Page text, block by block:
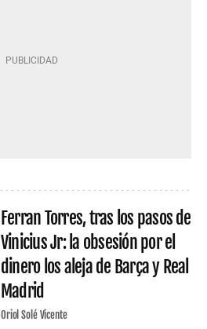
Ferran Torres, tras los pasos de
Vinicius Jr: la obsesión por el
dinero los aleja de Barça y Real
Madrid
Oriol Solé Vicente